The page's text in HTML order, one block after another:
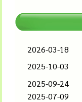
2026-03-18
2025-10-03
2025-09-24
2025-07-09